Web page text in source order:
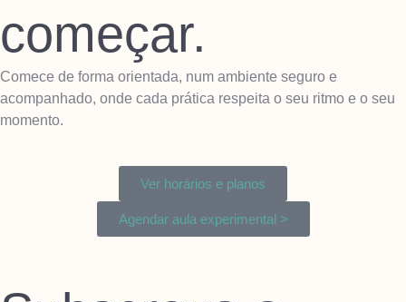
começar.
Comece de forma orientada, num ambiente seguro e
acompanhado, onde cada prática respeita o seu ritmo e o seu
momento.
Ver horários e planos
Agendar aula experimental >